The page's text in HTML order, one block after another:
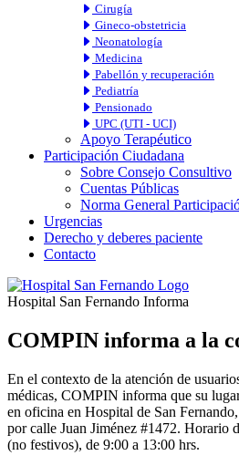
Cirugía
Gineco-obstetricia
Neonatología
Medicina
Pabellón y recuperación
Pediatría
Pensionado
UPC (UTI - UCI)
Apoyo Terapéutico
Participación Ciudadana
Sobre Consejo Consultivo
Cuentas Públicas
Norma General
Urgencias
Derecho y deberes paciente
Contacto
Hospital San Fernando Informa
COMPIN informa a la
En el contexto de la atención de
médicas, COMPIN informa que su
en oficina en Hospital de San
por calle Juan Jiménez #1472. Horario
(no festivos), de 9:00 a 13:00 hrs.